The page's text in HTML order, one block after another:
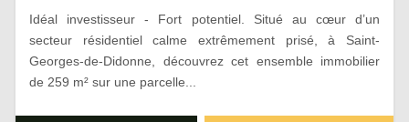
Idéal investisseur - Fort potentiel. Situé au cœur d’un
secteur résidentiel calme extrêmement prisé, à Saint-
Georges-de-Didonne, découvrez cet ensemble immobilier
de 259 m² sur une parcelle...